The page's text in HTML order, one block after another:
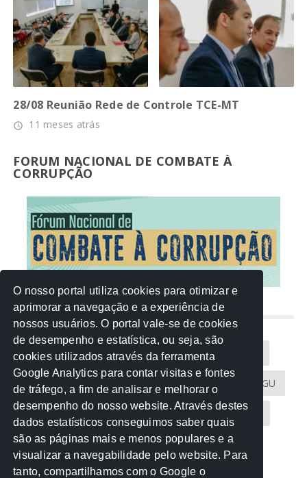
28/08 Reunião Rede de Controle TCE-MT
access_time 11 meses atrás
FORUM NACIONAL DE COMBATE À
CORRUPÇÃO
NUVEM DE TAGS
Acontece na Rede AGU AMM
Atricon Audicom CAU-MT CGU
CREA-MT Eventos MPC-MT MPE-MT
MPF Notícias PF PGE-MT PGR
Receita Federal Sem categoria
O nosso portal utiliza cookies para otimizar e
aprimorar a navegação e a experiência de
nossos usuários. O portal vale-se de cookies
de desempenho e estatística, ou seja, são
cookies utilizados através da ferramenta
Google Analytics para contar visitas e fontes
de tráfego, a fim de analisar e melhorar o
desempenho do nosso website. Através destes
dados estatísticos conseguimos saber quais
são as páginas mais e menos populares e a
visualizar a navegabilidade pelo website. Para
tanto, compartilhamos com o Google o